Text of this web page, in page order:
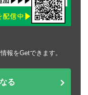
報をGetできます。
る